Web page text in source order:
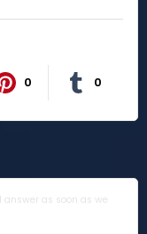
0 0
answer as soon as we